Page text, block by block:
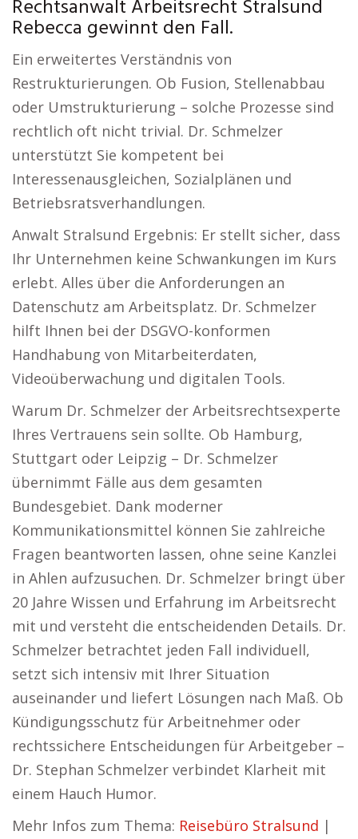
Rechtsanwalt Arbeitsrecht Stralsund
Rebecca gewinnt den Fall.
Ein erweitertes Verständnis von
Restrukturierungen. Ob Fusion, Stellenabbau
oder Umstrukturierung – solche Prozesse sind
rechtlich oft nicht trivial. Dr. Schmelzer
unterstützt Sie kompetent bei
Interessenausgleichen, Sozialplänen und
Betriebsratsverhandlungen.
Anwalt Stralsund Ergebnis: Er stellt sicher, dass
Ihr Unternehmen keine Schwankungen im Kurs
erlebt. Alles über die Anforderungen an
Datenschutz am Arbeitsplatz. Dr. Schmelzer
hilft Ihnen bei der DSGVO-konformen
Handhabung von Mitarbeiterdaten,
Videoüberwachung und digitalen Tools.
Warum Dr. Schmelzer der Arbeitsrechtsexperte
Ihres Vertrauens sein sollte. Ob Hamburg,
Stuttgart oder Leipzig – Dr. Schmelzer
übernimmt Fälle aus dem gesamten
Bundesgebiet. Dank moderner
Kommunikationsmittel können Sie zahlreiche
Fragen beantworten lassen, ohne seine Kanzlei
in Ahlen aufzusuchen. Dr. Schmelzer bringt über
20 Jahre Wissen und Erfahrung im Arbeitsrecht
mit und versteht die entscheidenden Details. Dr.
Schmelzer betrachtet jeden Fall individuell,
setzt sich intensiv mit Ihrer Situation
auseinander und liefert Lösungen nach Maß. Ob
Kündigungsschutz für Arbeitnehmer oder
rechtssichere Entscheidungen für Arbeitgeber –
Dr. Stephan Schmelzer verbindet Klarheit mit
einem Hauch Humor.
Mehr Infos zum Thema: Reisebüro Stralsund |